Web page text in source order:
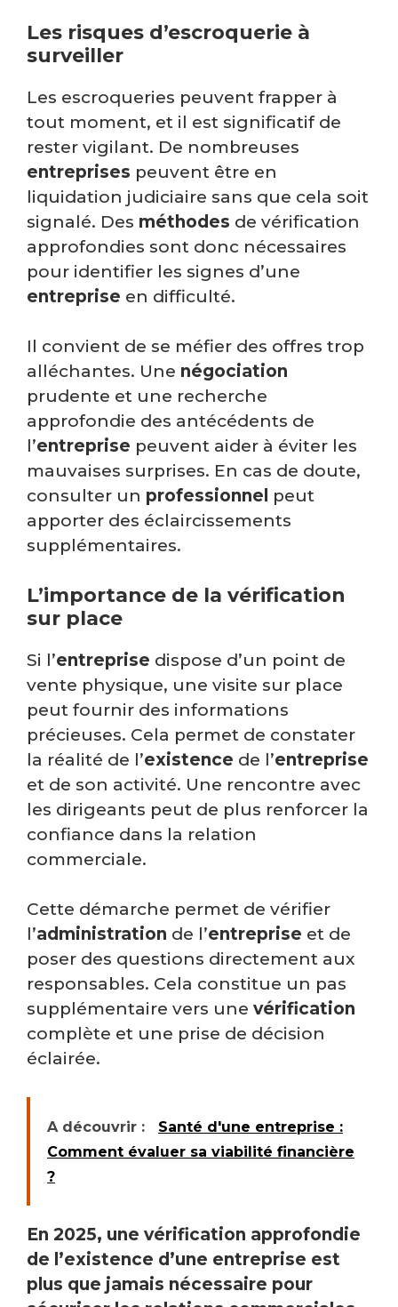
Les risques d’escroquerie à
surveiller
Les escroqueries peuvent frapper à
tout moment, et il est significatif de
rester vigilant. De nombreuses
entreprises peuvent être en
liquidation judiciaire sans que cela soit
signalé. Des méthodes de vérification
approfondies sont donc nécessaires
pour identifier les signes d’une
entreprise en difficulté.
Il convient de se méfier des offres trop
alléchantes. Une négociation
prudente et une recherche
approfondie des antécédents de
l’entreprise peuvent aider à éviter les
mauvaises surprises. En cas de doute,
consulter un professionnel peut
apporter des éclaircissements
supplémentaires.
L’importance de la vérification
sur place
Si l’entreprise dispose d’un point de
vente physique, une visite sur place
peut fournir des informations
précieuses. Cela permet de constater
la réalité de l’existence de l’entreprise
et de son activité. Une rencontre avec
les dirigeants peut de plus renforcer la
confiance dans la relation
commerciale.
Cette démarche permet de vérifier
l’administration de l’entreprise et de
poser des questions directement aux
responsables. Cela constitue un pas
supplémentaire vers une vérification
complète et une prise de décision
éclairée.
A découvrir :
Santé d'une entreprise :
Comment évaluer sa viabilité financière
?
En 2025, une vérification approfondie
de l’existence d’une entreprise est
plus que jamais nécessaire pour